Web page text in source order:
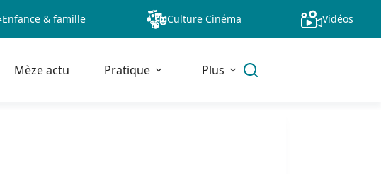
Enfance & famille Culture Cinéma Vidéos
Mèze actu Pratique Plus